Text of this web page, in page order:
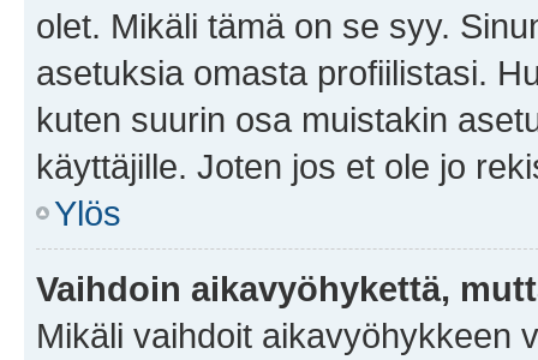
olet. Mikäli tämä on se syy.
asetuksia omasta profiilistasi.
kuten suurin osa muistakin
käyttäjille. Joten jos et ole jo
Ylös
Vaihdoin aikavyöhykettä,
Mikäli vaihdoit aikavyöhykkeen